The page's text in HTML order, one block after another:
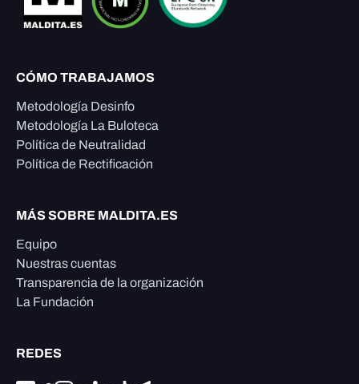
CÓMO TRABAJAMOS
Metodología Desinfo
Metodología La Buloteca
Política de Neutralidad
Política de Rectificación
MÁS SOBRE MALDITA.ES
Equipo
Nuestras cuentas
Transparencia de la organización
La Fundación
REDES